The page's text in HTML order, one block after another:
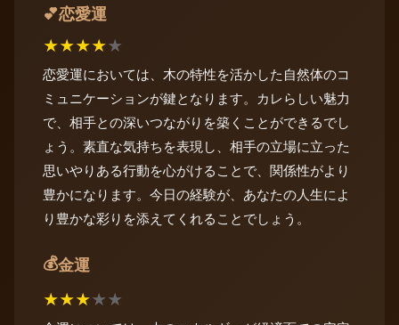
💕恋愛運
★★★★★
恋愛運においては、木の特性を活かした自然体のコ
ミュニケーションが鍵となります。カレらしい魅力
で、相手との深いつながりを築くことができるでし
ょう。素直な気持ちを表現し、相手の立場に立った
思いやりある行動を心がけることで、関係性がより
豊かになります。今日の経験が、あなたの人生によ
り豊かな彩りを添えてくれることでしょう。
💰金運
★★★★★